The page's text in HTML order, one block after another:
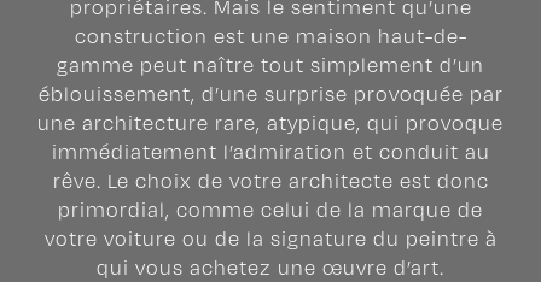
propriétaires. Mais le sentiment qu’une
construction est une maison haut-de-
gamme peut naître tout simplement d’un
éblouissement, d’une surprise provoquée par
une architecture rare, atypique, qui provoque
immédiatement l’admiration et conduit au
rêve. Le choix de votre architecte est donc
primordial, comme celui de la marque de
votre voiture ou de la signature du peintre à
qui vous achetez une œuvre d’art.